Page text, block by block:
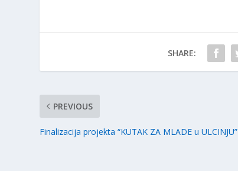
SHARE:
PREVIOUS
Finalizacija projekta “KUTAK ZA MLADE u ULCINJU”